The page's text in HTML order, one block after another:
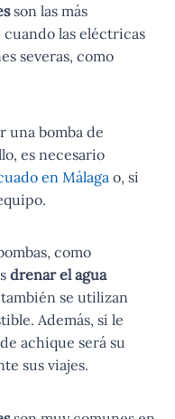
son las más
las eléctricas
severas, como
una bomba de
es necesario
en Málaga o, si
como
drenar el agua
se utilizan
Además, si le
achique será su
sus viajes.